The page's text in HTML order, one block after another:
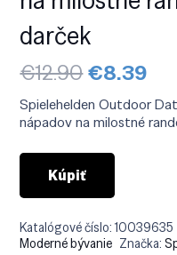
darček
€12.90Pôvodná
cena
bola:
€12.90.
€8.39
je:
Spielehelden Outdoor
nápadov na milostné
Kúpiť
Katalógové číslo:10039635
Moderné bývanie Značka: